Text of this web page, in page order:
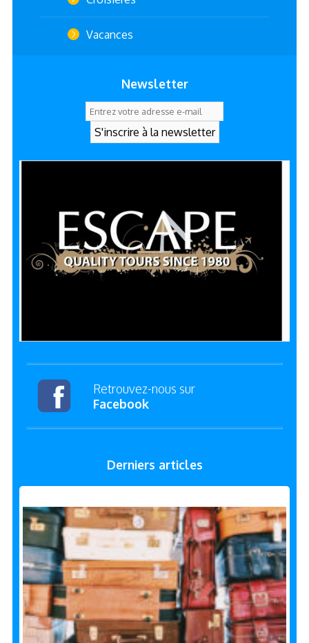
Vacances
Newsletter
Retrouvez-nous sur
Facebook
Derniers articles